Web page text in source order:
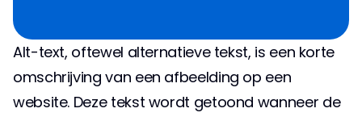
Alt-text, oftewel alternatieve tekst, is een korte
omschrijving van een afbeelding op een
website. Deze tekst wordt getoond wanneer de